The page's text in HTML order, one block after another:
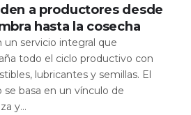
a productores desde
hasta la cosecha
un servicio integral que
todo el ciclo productivo con
lubricantes y semillas. El
se basa en un vínculo de
y...